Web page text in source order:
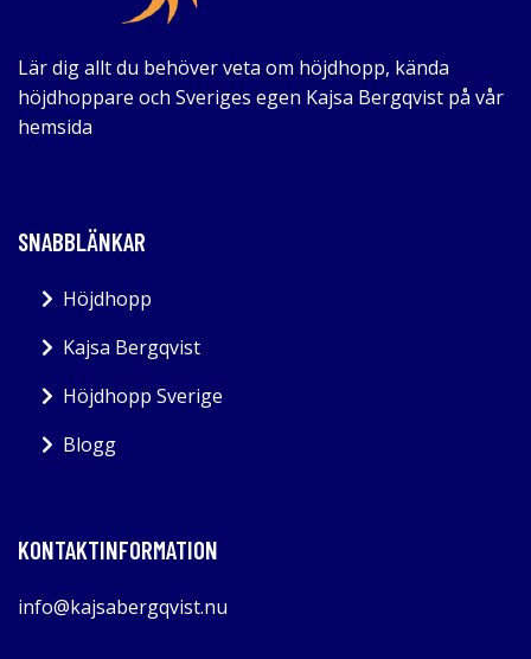
Lär dig allt du behöver veta om höjdhopp, kända
höjdhoppare och Sveriges egen Kajsa Bergqvist på vår
hemsida
SNABBLÄNKAR
Höjdhopp
Kajsa Bergqvist
Höjdhopp Sverige
Blogg
KONTAKTINFORMATION
info@kajsabergqvist.nu